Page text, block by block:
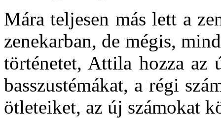
Mára teljesen más lett a
zenekarban, de mégis,
történetet, Attila hozza az
basszustémákat, a régi
ötleteiket, az új számokat